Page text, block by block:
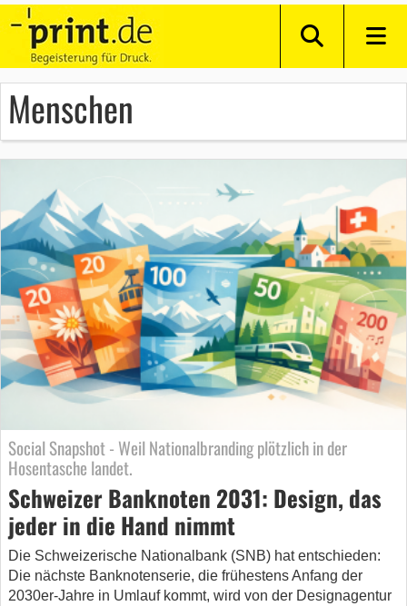
Menschen
Social Snapshot - Weil Nationalbranding plötzlich in der
Hosentasche landet.
Schweizer Banknoten 2031: Design, das
jeder in die Hand nimmt
Die Schweizerische Nationalbank (SNB) hat entschieden:
Die nächste Banknotenserie, die frühestens Anfang der
2030er‑Jahre in Umlauf kommt, wird von der Designagentur